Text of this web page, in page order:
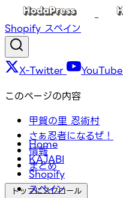
Shopify スペイン
X-Twitter YouTube
Home
KAJABI
Shopify
スペイン
このページの内容
甲賀の里 忍術村
さぁ忍者になるぜ！
情報
まとめ
トップにスクロール